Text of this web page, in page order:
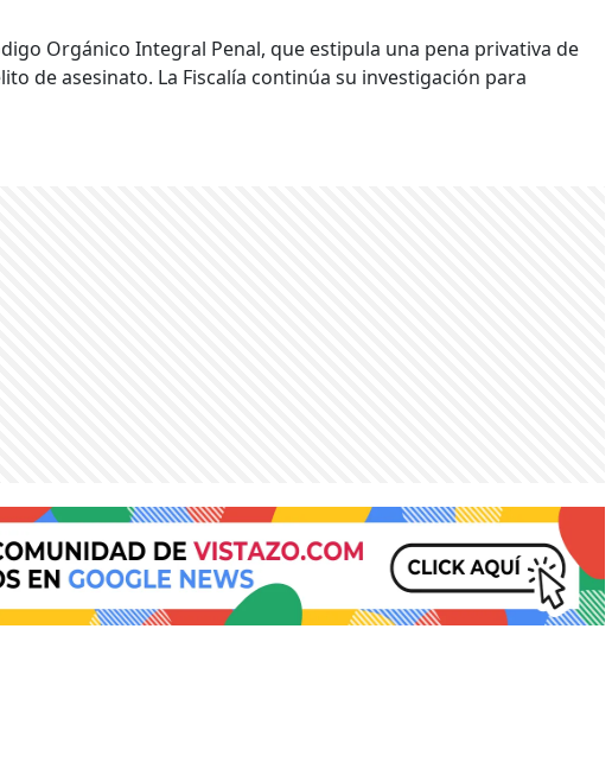
Orgánico Integral Penal, que estipula una pena privativa de
de asesinato. La Fiscalía continúa su investigación para